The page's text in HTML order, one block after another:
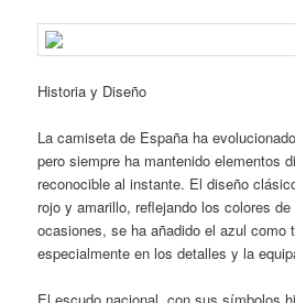
Historia y Diseño
La camiseta de España ha
pero siempre ha mantenido elementos
reconocible al instante. El diseño
rojo y amarillo, reflejando los colores
ocasiones, se ha añadido el azul como
especialmente en los detalles y la